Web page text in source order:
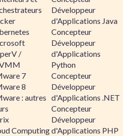
/
7
8
: autres
Computing
Développeur
d'Applications Java
Concepteur
Développeur
d'Applications
Python
Concepteur
Développeur
d'Applications .NET
Concepteur
Développeur
d'Applications PHP